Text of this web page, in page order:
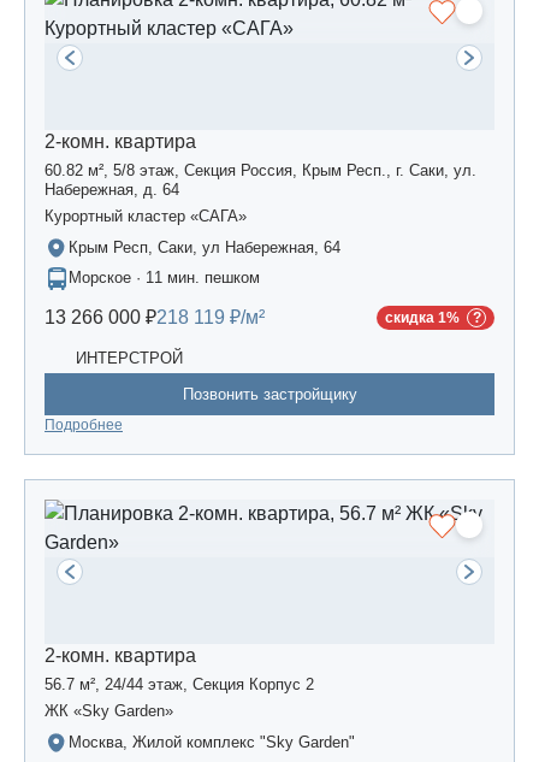
2-комн. квартира
60.82 м², 5/8 этаж, Секция Россия, Крым Респ., г. Саки, ул.
Набережная, д. 64
Курортный кластер «САГА»
Крым Респ, Саки, ул Набережная, 64
Морское · 11 мин. пешком
13 266 000 ₽218 119 ₽/м² скидка 1%
ИНТЕРСТРОЙ
Позвонить застройщику
Подробнее
2-комн. квартира
56.7 м², 24/44 этаж, Секция Корпус 2
ЖК «Sky Garden»
Москва, Жилой комплекс "Sky Garden"